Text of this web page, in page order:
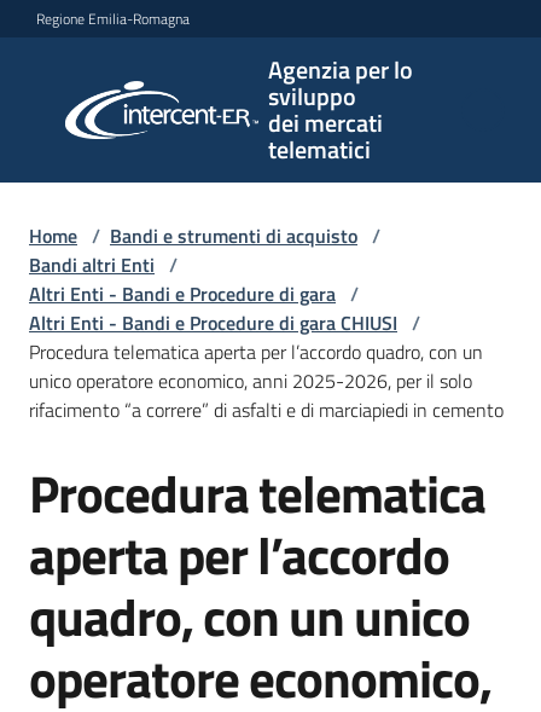
Vai al contenuto
Vai alla navigazione
Vai al footer
Regione Emilia-Romagna
Agenzia per lo
sviluppo
dei mercati
telematici
per lo
sviluppo
telematici
L'Agenzia
e
strumenti
acquisto
Supporto
Home / Bandi e strumenti di acquisto /
Bandi altri Enti /
Altri Enti - Bandi e Procedure di gara /
Altri Enti - Bandi e Procedure di gara CHIUSI /
Procedura telematica aperta per l’accordo quadro, con un
unico operatore economico, anni 2025-2026, per il solo
rifacimento “a correre” di asfalti e di marciapiedi in cemento
Salta al contenuto
Procedura telematica
aperta per l’accordo
quadro, con un unico
operatore economico,